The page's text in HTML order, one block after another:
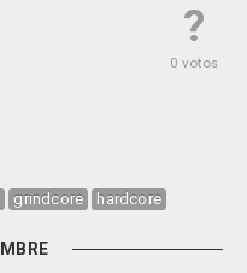
?
0 votos
grindcore hardcore